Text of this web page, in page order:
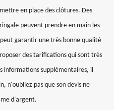
en place des clôtures. Des
peuvent prendre en main les
garantir une très bonne qualité
des tarifications qui sont très
informations supplémentaires, il
n'oubliez pas que son devis ne
d'argent.